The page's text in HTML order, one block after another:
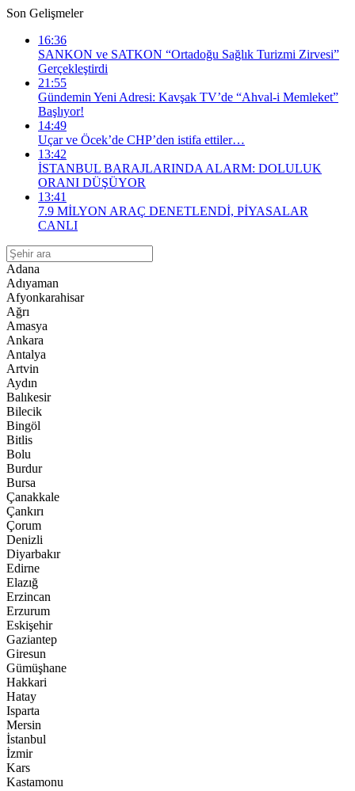
Son Gelişmeler
16:36
SANKON ve SATKON “Ortadoğu Sağlık Turizmi Zirvesi”
Gerçekleştirdi
21:55
Gündemin Yeni Adresi: Kavşak TV’de “Ahval-i Memleket”
Başlıyor!
14:49
Uçar ve Öcek’de CHP’den istifa ettiler…
13:42
İSTANBUL BARAJLARINDA ALARM: DOLULUK
ORANI DÜŞÜYOR
13:41
​7.9 MİLYON ARAÇ DENETLENDİ, PİYASALAR
CANLI
Adana
Adıyaman
Afyonkarahisar
Ağrı
Amasya
Ankara
Antalya
Artvin
Aydın
Balıkesir
Bilecik
Bingöl
Bitlis
Bolu
Burdur
Bursa
Çanakkale
Çankırı
Çorum
Denizli
Diyarbakır
Edirne
Elazığ
Erzincan
Erzurum
Eskişehir
Gaziantep
Giresun
Gümüşhane
Hakkari
Hatay
Isparta
Mersin
İstanbul
İzmir
Kars
Kastamonu